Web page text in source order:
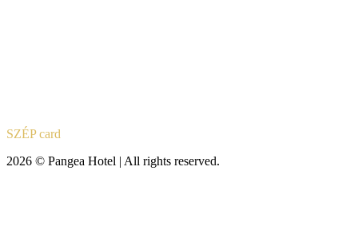
SZÉP card
2026 © Pangea Hotel | All rights reserved.